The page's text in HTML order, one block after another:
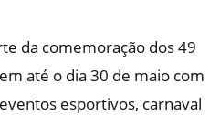
da comemoração dos 49
até o dia 30 de maio com
esportivos, carnaval